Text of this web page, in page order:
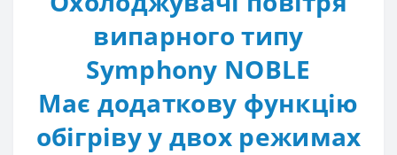
випарного типу
Symphony NOBLE
Має додаткову функцію
обігріву у двох режимах